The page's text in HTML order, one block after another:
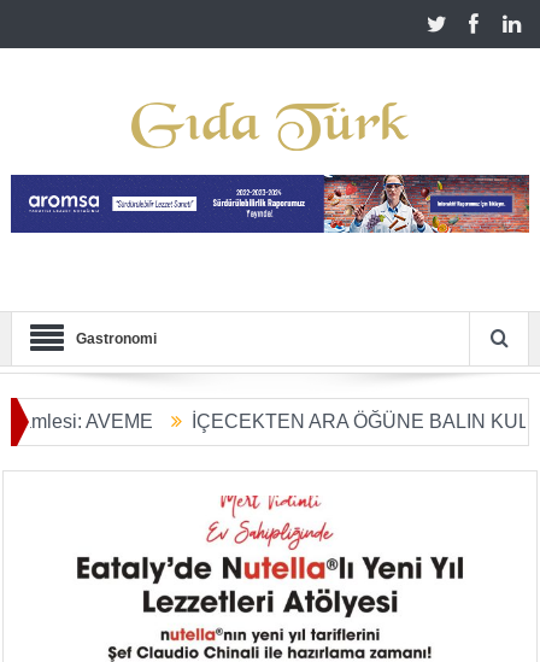
Gastronomi
İÇECEKTEN ARA ÖĞÜNE BALIN KULLANIM
Başladı